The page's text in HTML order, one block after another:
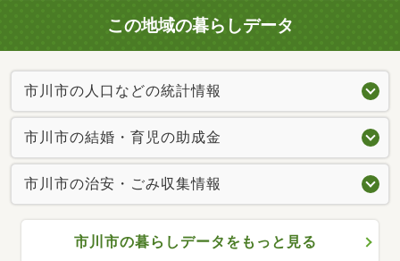
この地域の暮らしデータ
市川市の人口などの統計情報
市川市の結婚・育児の助成金
市川市の治安・ごみ収集情報
市川市の暮らしデータをもっと見る